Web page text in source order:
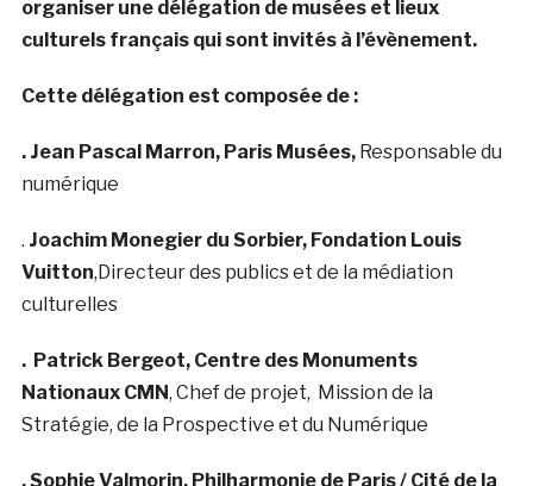
organiser une délégation de musées et lieux
culturels français qui sont invités à l’évènement.
Cette délégation est composée de :
. Jean Pascal Marron, Paris Musées,Responsable du
numérique
. Joachim Monegier du Sorbier, Fondation Louis
Vuitton,Directeur des publics et de la médiation
culturelles
. Patrick Bergeot, Centre des Monuments
Nationaux CMN, Chef de projet, Mission de la
Stratégie, de la Prospective et du Numérique
. Sophie Valmorin, Philharmonie de Paris / Cité de la